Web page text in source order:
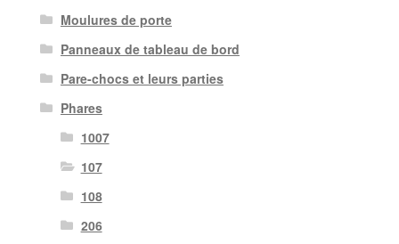
Moulures de porte
Panneaux de tableau de bord
Pare-chocs et leurs parties
Phares
1007
107
108
206